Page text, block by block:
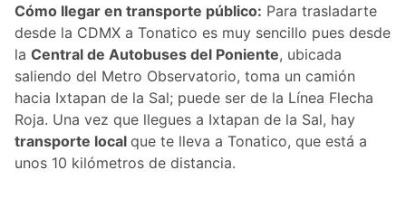
Cómo llegar en transporte público: Para trasladarte
desde la CDMX a Tonatico es muy sencillo pues desde
la Central de Autobuses del Poniente, ubicada
saliendo del Metro Observatorio, toma un camión
hacia Ixtapan de la Sal; puede ser de la Línea Flecha
Roja. Una vez que llegues a Ixtapan de la Sal, hay
transporte local que te lleva a Tonatico, que está a
unos 10 kilómetros de distancia.